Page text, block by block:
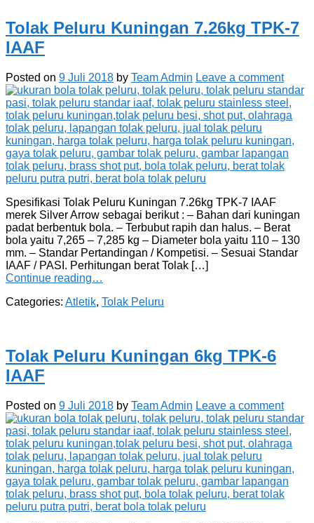
Tolak Peluru Kuningan 7.26kg TPK-7
IAAF
Posted on 9 Juli 2018 by Team Admin Leave a comment
Spesifikasi Tolak Peluru Kuningan 7.26kg TPK-7 IAAF
merek Silver Arrow sebagai berikut : – Bahan dari kuningan
padat berbentuk bola. – Terbubut rapih dan halus. – Berat
bola yaitu 7,265 – 7,285 kg – Diameter bola yaitu 110 – 130
mm. – Standar Pertandingan / Kompetisi. – Sesuai Standar
IAAF / PASI. Perhitungan berat Tolak […]
Continue reading…
Categories: Atletik, Tolak Peluru
Tolak Peluru Kuningan 6kg TPK-6
IAAF
Posted on 9 Juli 2018 by Team Admin Leave a comment